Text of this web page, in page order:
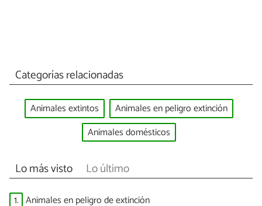
Categorías relacionadas
Animales extintos
Animales en peligro extinción
Animales domésticos
Lo más visto Lo último
1. Animales en peligro de extinción